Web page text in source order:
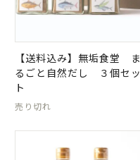
【送料込み】無垢食堂 ま
るごと自然だし ３個セッ
ト
売り切れ